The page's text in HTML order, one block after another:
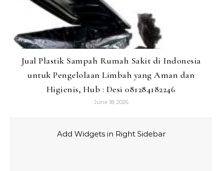
Jual Plastik Sampah Rumah Sakit di Indonesia
untuk Pengelolaan Limbah yang Aman dan
Higienis, Hub : Desi 081284182246
June 18, 2026
Add Widgets in Right Sidebar